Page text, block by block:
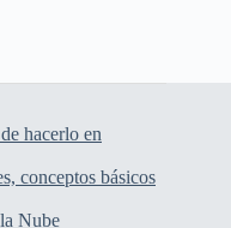
hacerlo en
conceptos básicos
Nube